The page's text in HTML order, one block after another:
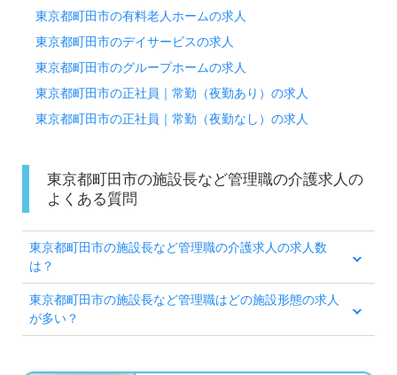
管理、運営管理 オペレーション、サービスレベルの
改善・向上、新規募集/施設のPR活動、窓口対応、ご
家族様の見学や入居関連の対応等の管理者業務全般。
全国の求人ご紹介！医療/福祉業界の正社員/パート求
に検討の方も遠慮なく＊
LINE、メール、お電話などご希望に応じてお問い合
わせ/ご相談可能です。転職相談、求人紹介、年収交
渉など完全無料サービスをご利用いただけます。＜非
公開求人も取扱いあり！＞"転職支援"のプロと一緒に
転職活動！お問い合わせお待ちしております。
東京都町田市の有料老人ホームの求人
東京都町田市のデイサービスの求人
東京都町田市のグループホームの求人
東京都町田市の正社員｜常勤（夜勤あり）の求人
東京都町田市の正社員｜常勤（夜勤なし）の求人
東京都町田市の施設長など管理職の介護求人の
よくある質問
東京都町田市の施設長など管理職の介護求人の求人数
は？
東京都町田市の施設長など管理職はどの施設形態の求人
が多い？